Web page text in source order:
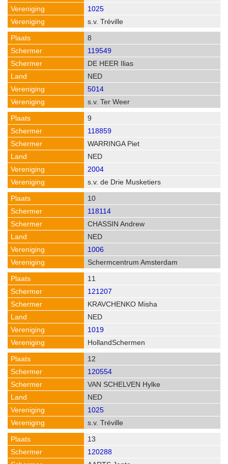
1025
s.v. Tréville
8
119549
DE HEER Ilias
NED
5014
s.v. Ter Weer
9
118859
WARRINGA Piet
NED
2004
s.v. de Drie Musketiers
10
118114
CHASSIN Andrew
NED
1006
Schermcentrum Amsterdam
11
121207
KRAVCHENKO Misha
NED
1019
HollandSchermen
12
120554
VAN SCHELVEN Hylke
NED
1025
s.v. Tréville
13
120288